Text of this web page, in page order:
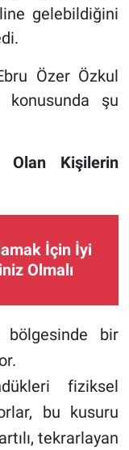
gelebildiğini
Özer Özkul
konusunda şu
Olan Kişilerin
İçin İyi
Olmalı
bir
fiziksel
bu kusuru
tekrarlayan